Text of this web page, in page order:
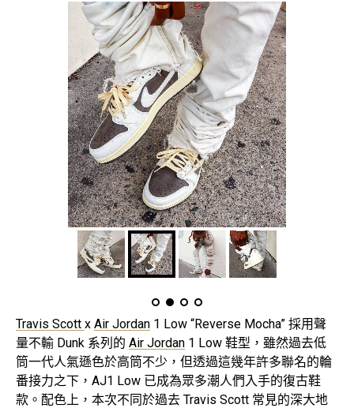
Travis Scott x Air Jordan 1 Low “Reverse Mocha” 採用聲
量不輸 Dunk 系列的 Air Jordan 1 Low 鞋型，雖然過去低
筒一代人氣遜色於高筒不少，但透過這幾年許多聯名的輪
番接力之下，AJ1 Low 已成為眾多潮人們入手的復古鞋
款。配色上，本次不同於過去 Travis Scott 常見的深大地